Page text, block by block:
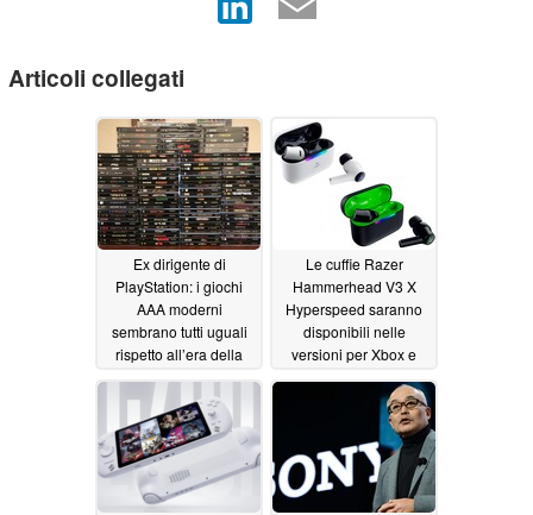
Articoli collegati
Ex dirigente di
PlayStation: i giochi
AAA moderni
sembrano tutti uguali
rispetto all’era della
07/15/2026
Le cuffie Razer
Hammerhead V3 X
Hyperspeed saranno
disponibili nelle
versioni per Xbox e
07/13/2026